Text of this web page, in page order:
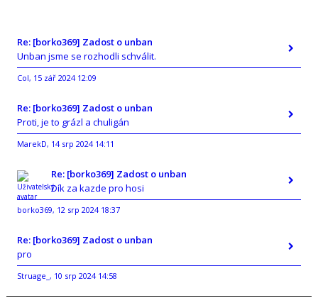
Re: [borko369] Zadost o unban
Unban jsme se rozhodli schválit.
Col, 15 zář 2024 12:09
Re: [borko369] Zadost o unban
Proti, je to grázl a chuligán
MarekD, 14 srp 2024 14:11
Re: [borko369] Zadost o unban
Dík za kazde pro hosi
borko369, 12 srp 2024 18:37
Re: [borko369] Zadost o unban
pro
Struage_ , 10 srp 2024 14:58